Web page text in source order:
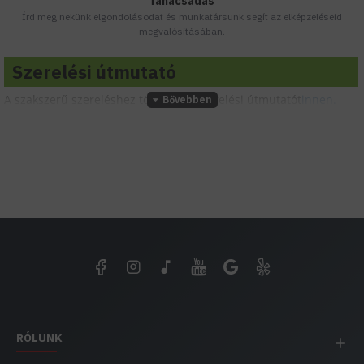
Írd meg nekünk elgondolásodat és munkatársunk segít az elképzeléseid
megvalósításában.
Szerelési útmutató
A szakszerű szereléshez töltsd le a szerelési útmutatót
RÓLUNK